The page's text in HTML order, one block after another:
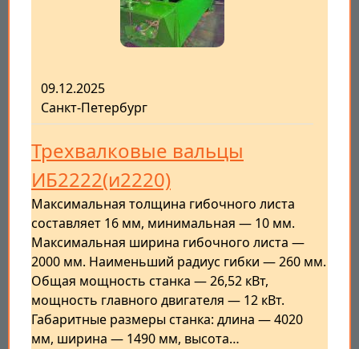
09.12.2025
Санкт-Петербург
Трехвалковые вальцы
ИБ2222(и2220)
Максимальная толщина гибочного листа
составляет 16 мм, минимальная — 10 мм.
Максимальная ширина гибочного листа —
2000 мм. Наименьший радиус гибки — 260 мм.
Общая мощность станка — 26,52 кВт,
мощность главного двигателя — 12 кВт.
Габаритные размеры станка: длина — 4020
мм, ширина — 1490 мм, высота…